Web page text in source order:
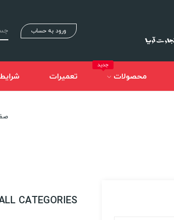
ورود به حساب
محصولات
جدید
تعمیرات
CATEGORIES